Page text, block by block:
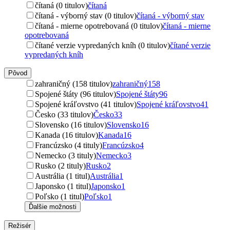
čítaná (0 titulov)čítaná
čítaná - výborný stav (0 titulov)čítaná - výborný stav
čítaná - mierne opotrebovaná (0 titulov)čítaná - mierne
opotrebovaná
čítané verzie vypredaných kníh (0 titulov)čítané verzie
vypredaných kníh
Pôvod
zahraničný (158 titulov)zahraničný158
Spojené štáty (96 titulov)Spojené štáty96
Spojené kráľovstvo (41 titulov)Spojené kráľovstvo41
Česko (33 titulov)Česko33
Slovensko (16 titulov)Slovensko16
Kanada (16 titulov)Kanada16
Francúzsko (4 tituly)Francúzsko4
Nemecko (3 tituly)Nemecko3
Rusko (2 tituly)Rusko2
Austrália (1 titul)Austrália1
Japonsko (1 titul)Japonsko1
Poľsko (1 titul)Poľsko1
Ďalšie možnosti
Režisér